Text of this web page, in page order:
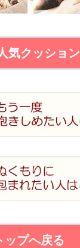
気クッション
ップへ戻る